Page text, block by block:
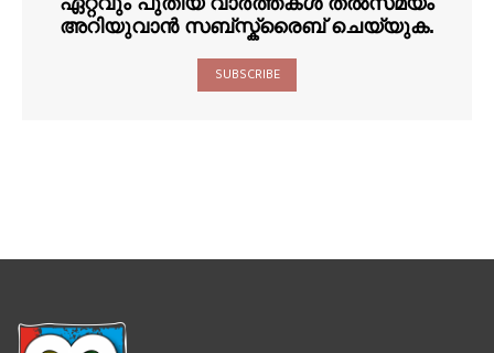
അറിയുവാൻ സബ്സ്ക്രൈബ് ചെയ്യുക.
SUBSCRIBE